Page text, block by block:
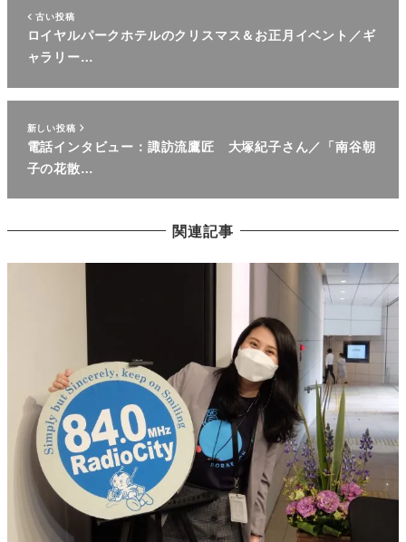
古い投稿
ロイヤルパークホテルのクリスマス＆お正月イベント／ギ
ャラリー…
新しい投稿
電話インタビュー：諏訪流鷹匠 大塚紀子さん／「南谷朝
子の花散…
関連記事